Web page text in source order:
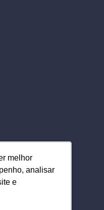
melhor
analisar
e
melhor
analisar
e